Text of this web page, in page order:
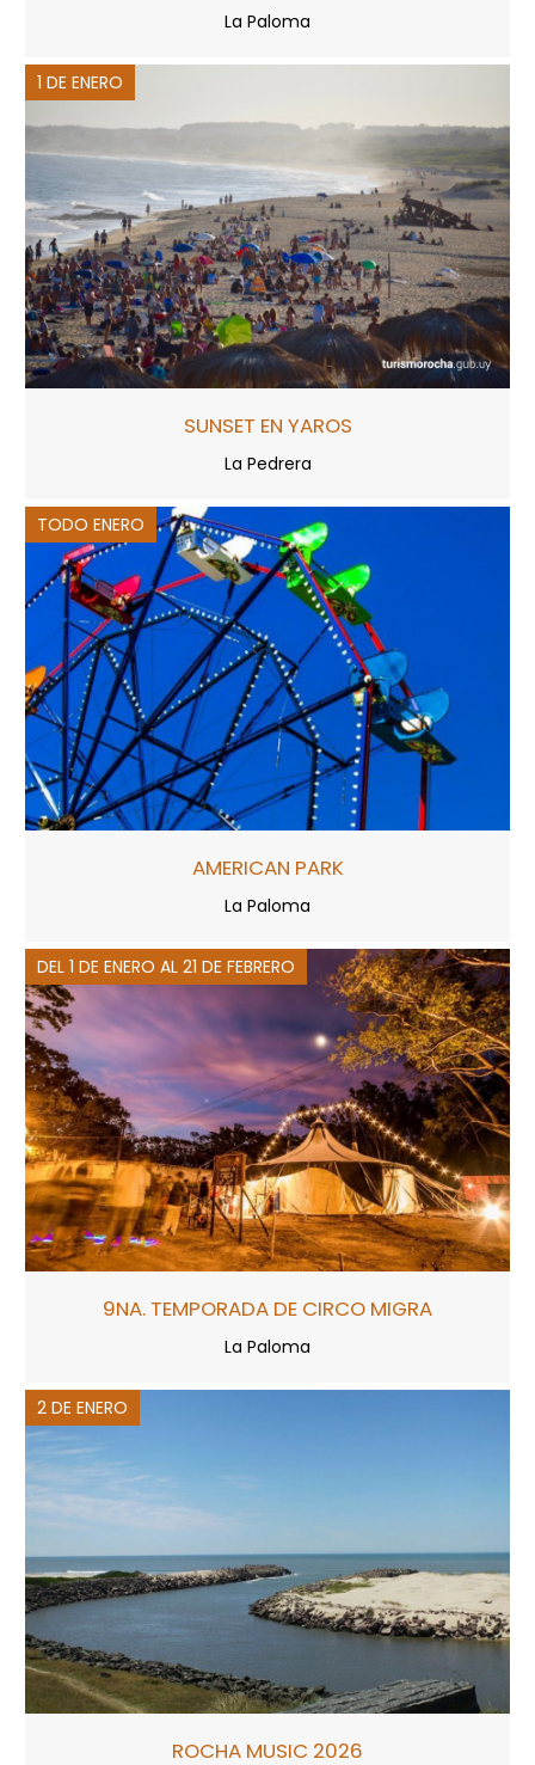
La Paloma
1 DE ENERO
SUNSET EN YAROS
La Pedrera
TODO ENERO
AMERICAN PARK
La Paloma
DEL 1 DE ENERO AL 21 DE FEBRERO
9NA. TEMPORADA DE CIRCO MIGRA
La Paloma
2 DE ENERO
ROCHA MUSIC 2026